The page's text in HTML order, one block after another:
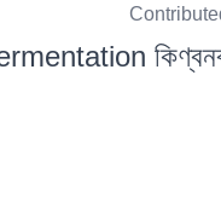
কিণ্বনৰ